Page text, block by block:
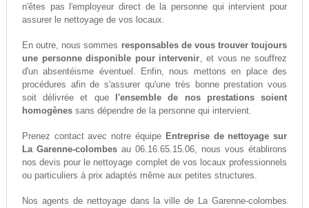
n'êtes pas l'employeur direct de la personne qui intervient pour
assurer le nettoyage de vos locaux.
En outre, nous sommes responsables de vous trouver toujours
une personne disponible pour intervenir, et vous ne souffrez
d'un absentéisme éventuel. Enfin, nous mettons en place des
procédures afin de s'assurer qu'une très bonne prestation vous
soit délivrée et que
l'ensemble de nos prestations soient
homogènessans dépendre de la personne qui intervient.
Prenez contact avec notre équipe Entreprise de nettoyage sur
La Garenne-colombesau 06.16.65.15.06, nous vous établirons
nos devis pour le nettoyage complet de vos locaux professionnels
ou particuliers à prix adaptés même aux petites structures.
Nos agents de nettoyage dans la ville de La Garenne-colombes